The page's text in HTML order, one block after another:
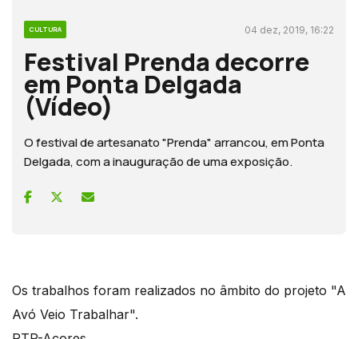
CULTURA 04 dez, 2019, 16:22
Festival Prenda decorre
em Ponta Delgada
(Vídeo)
O festival de artesanato "Prenda" arrancou, em Ponta
Delgada, com a inauguração de uma exposição.
Os trabalhos foram realizados no âmbito do projeto "A
Avó Veio Trabalhar".